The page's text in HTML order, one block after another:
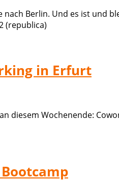
nach Berlin. Und es ist und
(republica)
in Erfurt
diesem Wochenende: